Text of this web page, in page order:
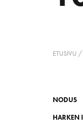
ETUSIVU /
NODUS
HARKEN